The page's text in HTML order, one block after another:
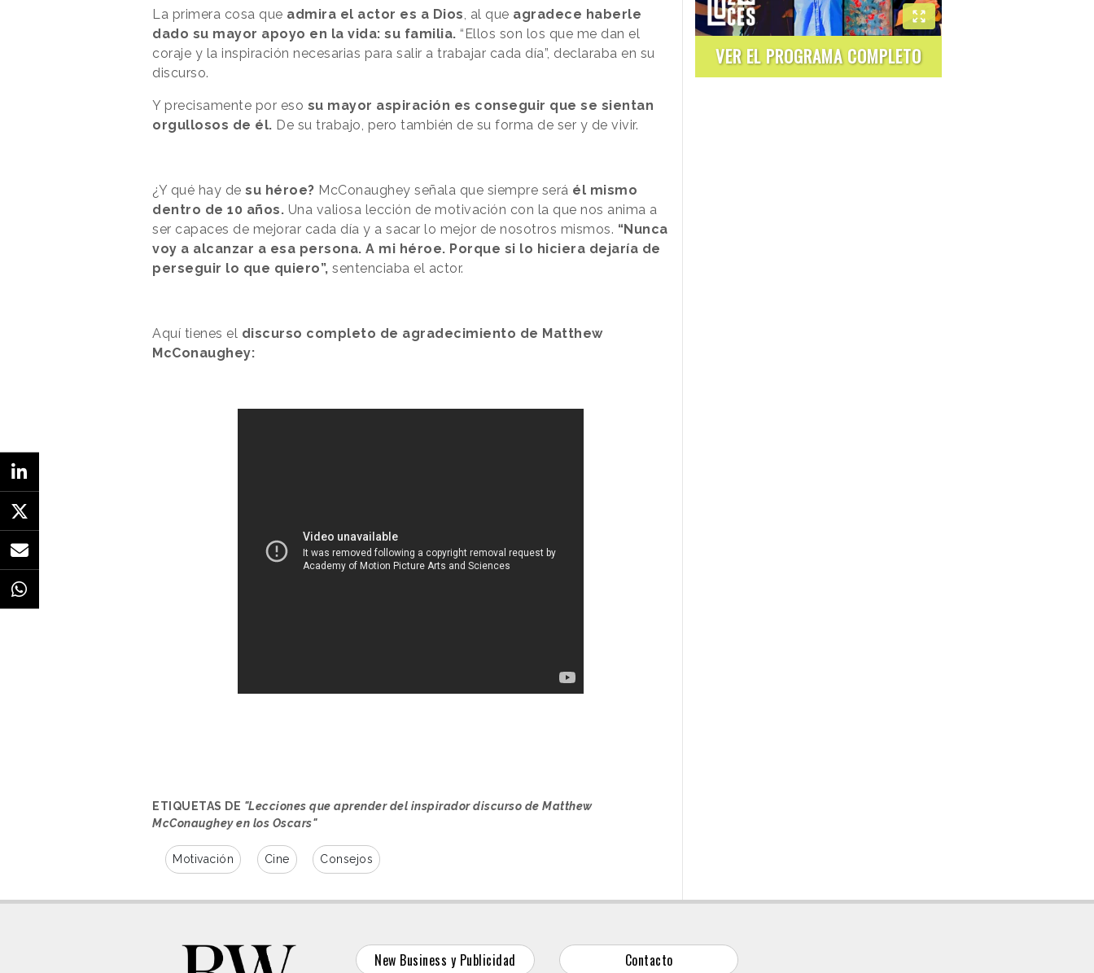
La primera cosa que admira el actor es a Dios , al que agradece haberle
dado su mayor apoyo en la vida: su familia. “Ellos son los que me dan el
coraje y la inspiración necesarias para salir a trabajar cada día”, declaraba en su
discurso.
Y precisamente por eso su mayor aspiración es conseguir que se sientan
orgullosos de él. De su trabajo, pero también de su forma de ser y de vivir.
¿Y qué hay de su héroe? McConaughey señala que siempre será él mismo
dentro de 10 años. Una valiosa lección de motivación con la que nos anima a
ser capaces de mejorar cada día y a sacar lo mejor de nosotros mismos. “Nunca
voy a alcanzar a esa persona. A mi héroe. Porque si lo hiciera dejaría de
perseguir lo que quiero”, sentenciaba el actor.
Aquí tienes el discurso completo de agradecimiento de Matthew
McConaughey:
ETIQUETAS DE "Lecciones que aprender del inspirador discurso de Matthew
McConaughey en los Oscars"
Motivación Cine Consejos
VER EL PROGRAMA COMPLETO
New Business y Publicidad Contacto